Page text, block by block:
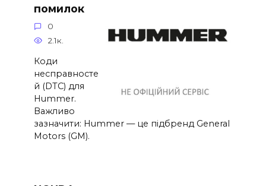
помилок
0
2.1к.
Коди
несправносте
й (DTC) для
Hummer.
Важливо
зазначити: Hummer — це підбренд General
Motors (GM).